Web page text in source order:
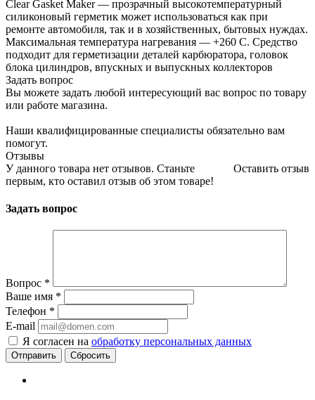
Clear Gasket Maker — прозрачный высокотемпературный
силиконовый герметик может использоваться как при
ремонте автомобиля, так и в хозяйственных, бытовых нуждах.
Максимальная температура нагревания — +260 С. Средство
подходит для герметизации деталей карбюратора, головок
блока цилиндров, впускных и выпускных коллекторов
Задать вопрос
Вы можете задать любой интересующий вас вопрос по товару
или работе магазина.
Наши квалифицированные специалисты обязательно вам
помогут.
Отзывы
Оставить отзыв
У данного товара нет отзывов. Станьте
первым, кто оставил отзыв об этом товаре!
Задать вопрос
Вопрос *
Ваше имя *
Телефон *
E-mail
Я согласен на обработку персональных данных
Сбросить